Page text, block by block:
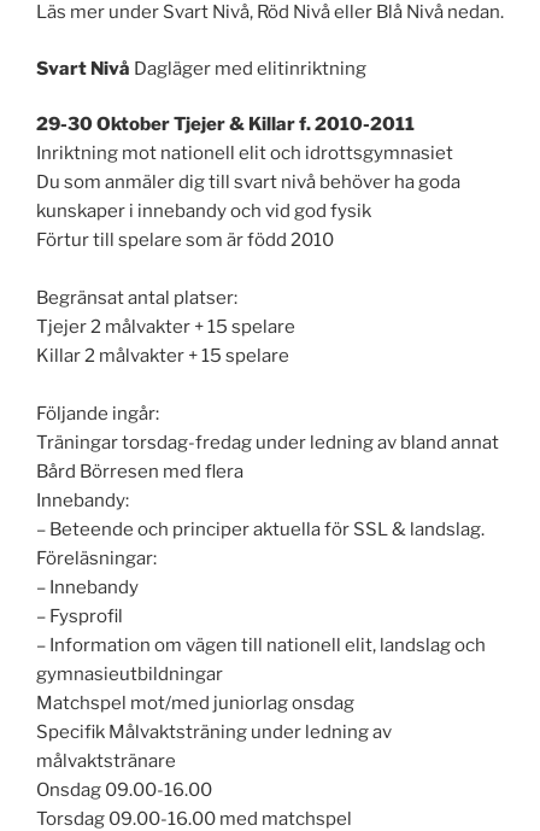
Läs mer under Svart Nivå, Röd Nivå eller Blå Nivå nedan.
Svart Nivå Dagläger med elitinriktning
29-30 Oktober Tjejer & Killar f. 2010-2011
Inriktning mot nationell elit och idrottsgymnasiet
Du som anmäler dig till svart nivå behöver ha goda
kunskaper i innebandy och vid god fysik
Förtur till spelare som är född 2010
Begränsat antal platser:
Tjejer 2 målvakter + 15 spelare
Killar 2 målvakter + 15 spelare
Följande ingår:
Träningar torsdag-fredag under ledning av bland annat
Bård Börresen med flera
Innebandy:
– Beteende och principer aktuella för SSL & landslag.
Föreläsningar:
– Innebandy
– Fysprofil
– Information om vägen till nationell elit, landslag och
gymnasieutbildningar
Matchspel mot/med juniorlag onsdag
Specifik Målvaktsträning under ledning av
målvaktstränare
Onsdag 09.00-16.00
Torsdag 09.00-16.00 med matchspel